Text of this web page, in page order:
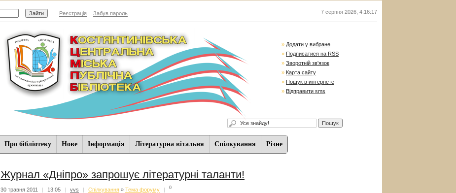
Реєстрація Забув пароль 7 серпня 2026 4:16:18
» Додати у вибране
» Подписатися на RSS
» Зворотній зв'язок
» Карта сайту
» Пошук в интернете
» Відправити sms
Про бібліотеку Нове Iнформацiя Літературна вітальня Спiлкування Різне
Журнал «Дніпро» запрошує літературні таланти!
30 травня 2011 | 13:05 | vvs | Спiлкування » Тема форуму | 0